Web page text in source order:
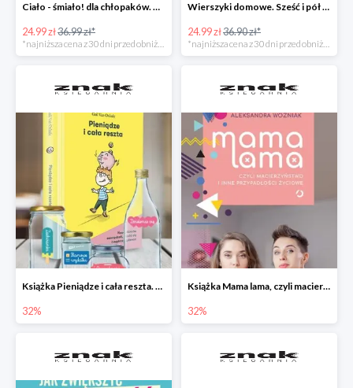
Ciało - śmiało! dla chłopaków. Przewodnik po dojrzewaniu -32%
24.99 zł36.99 zł*
*najniższa cena z 30 dni przed obniżką
Wierszyki domowe. Sześć i pół tuzinka wierszyków Rusinka -32%
24.99 zł36.90 zł*
*najniższa cena z 30 dni przed obniżką
Książka Pieniądze i cała reszta. Naucz dziecko oszczędzać, dzielić się i mądrze wydawać
32%
Książka Mama lama, czyli macierzyństwo i inne przypadłości życiowe
32%